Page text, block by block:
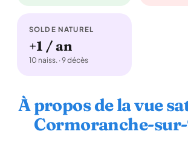
SOLDE NATUREL
+1 / an
10 naiss. · 9 décès
À propos de la vue
Cormoranche-